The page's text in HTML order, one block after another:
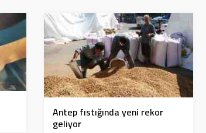
Antep fıstığında yeni rekor
geliyor